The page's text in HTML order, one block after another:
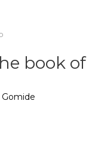
book
Gomide